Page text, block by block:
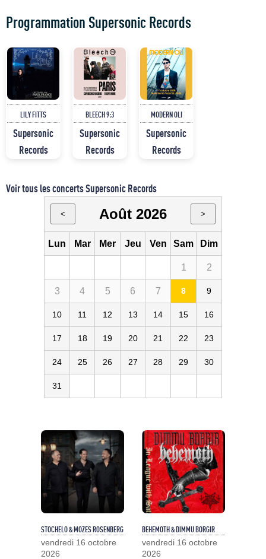
Programmation Supersonic Records
LILY FITTS
Supersonic
Records
BLEECH 9:3
Supersonic
Records
MODERN OLI
Supersonic
Records
Voir tous les concerts Supersonic Records
< Août 2026 >
Lun Mar Mer Jeu Ven Sam Dim
1 2
3 4 5 6 7 8 9
10 11 12 13 14 15 16
17 18 19 20 21 22 23
24 25 26 27 28 29 30
31
STOCHELO & MOZES ROSENBERG
vendredi 16 octobre
2026
BEHEMOTH & DIMMU BORGIR
vendredi 16 octobre
2026